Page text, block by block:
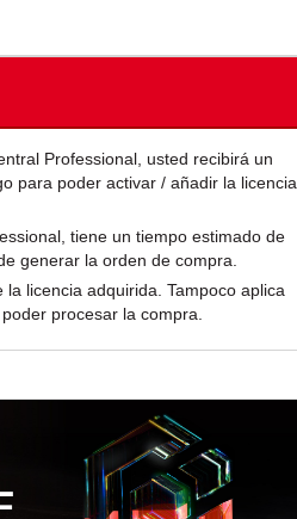
Professional, usted recibirá un
para poder activar / añadir la licencia
tiene un tiempo estimado de
generar la orden de compra.
licencia adquirida. Tampoco aplica
procesar la compra.